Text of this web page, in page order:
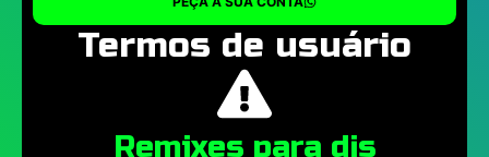
Termos de usuário
Remixes para djs